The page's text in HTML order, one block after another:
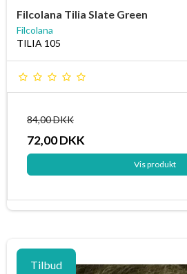
Filcolana Tilia Slate Green
Filcolana
TILIA 105
84,00 DKK
72,00 DKK
Vis produkt
Tilbud